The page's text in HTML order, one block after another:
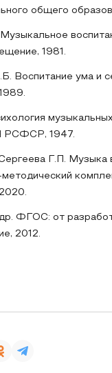
общего
1981.
Воспитание ума и
РСФСР, 1947.
Г.П. Музыка
ФГОС: от
2012.